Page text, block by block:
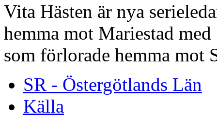
Vita Hästen är nya
hemma mot Mariestad
som förlorade hemma mot
SR - Östergötlands Län
Källa